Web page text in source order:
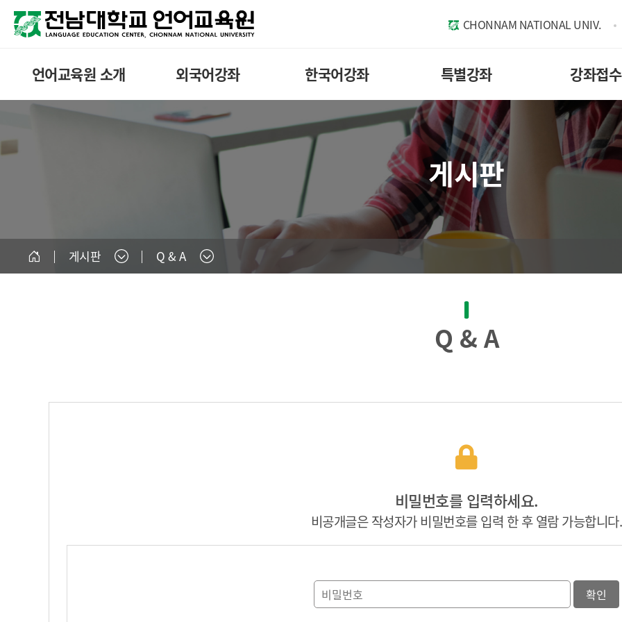
CHONNAM NATIONAL UNIV.
언어교육원 소개 외국어강좌 한국어강좌 특별강좌 강좌접수
게시판 Q & A
게시판
Q & A
비밀번호를 입력하세요.
비공개글은 작성자가 비밀번호를 입력 한 후 열람 가능합니다.